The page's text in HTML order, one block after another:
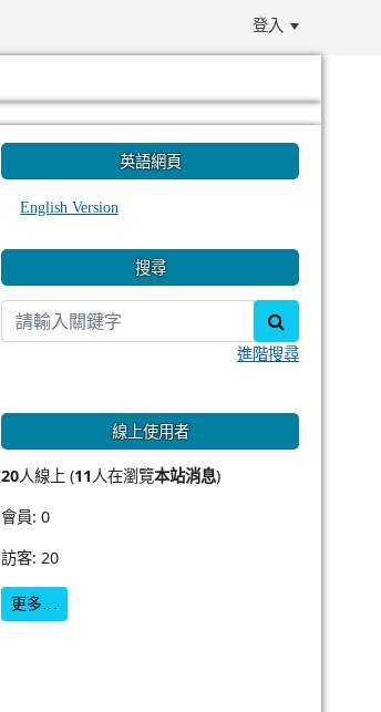
登入
英語網頁
English Version
搜尋
進階搜尋
線上使用者
20人線上 (11人在瀏覽本站消息)
會員: 0
訪客: 20
更多…